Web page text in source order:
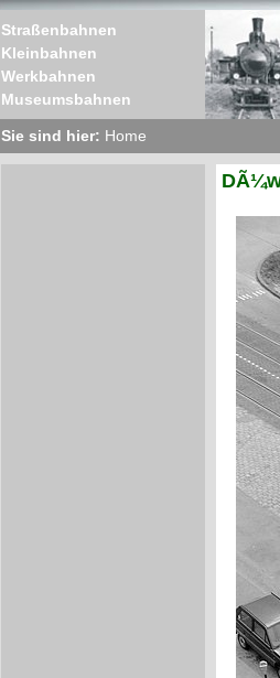
Straßenbahnen
Kleinbahnen
Werkbahnen
Museumsbahnen
Sie sind hier: Home